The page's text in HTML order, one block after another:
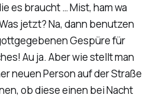
es braucht … Mist, ham wa
jetzt? Na, dann benutzen
Gespüre für
Au ja. Aber wie stellt man
neuen Person auf der Straße
ob diese einen bei Nacht